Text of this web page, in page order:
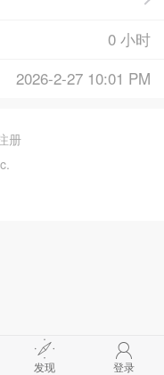
0 小时
2026-2-27 10:01 PM
发现 登录
册